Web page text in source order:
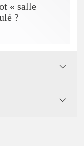
« salle
?